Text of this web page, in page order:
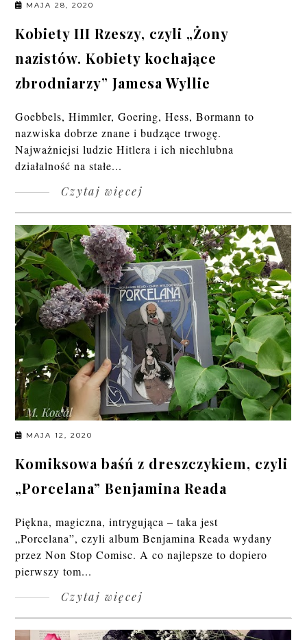
MAJA 28, 2020
Kobiety III Rzeszy, czyli „Żony
nazistów. Kobiety kochające
zbrodniarzy” Jamesa Wyllie
Goebbels, Himmler, Goering, Hess, Bormann to
nazwiska dobrze znane i budzące trwogę.
Najważniejsi ludzie Hitlera i ich niechlubna
działalność na stałe...
Czytaj więcej
MAJA 12, 2020
Komiksowa baśń z dreszczykiem, czyli
„Porcelana” Benjamina Reada
Piękna, magiczna, intrygująca – taka jest
„Porcelana”, czyli album Benjamina Reada wydany
przez Non Stop Comisc. A co najlepsze to dopiero
pierwszy tom...
Czytaj więcej